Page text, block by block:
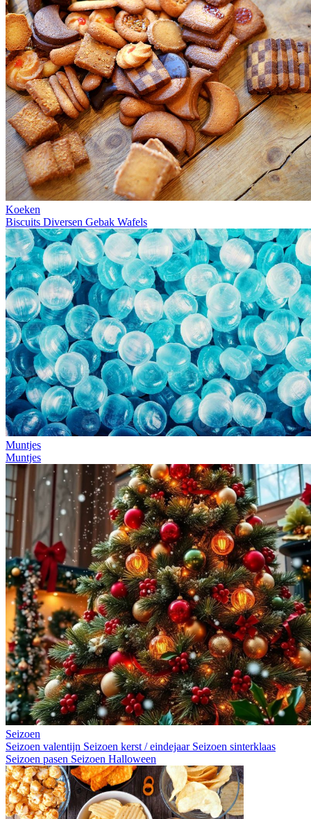
Koeken
Biscuits Diversen Gebak Wafels
Muntjes
Muntjes
Seizoen
Seizoen valentijn Seizoen kerst / eindejaar Seizoen sinterklaas
Seizoen pasen Seizoen Halloween